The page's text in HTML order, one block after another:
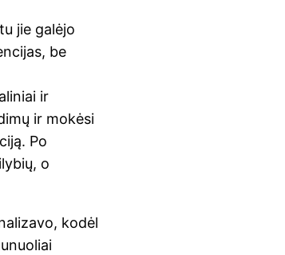
jie galėjo
be
ir
ir mokėsi
Po
o
kodėl